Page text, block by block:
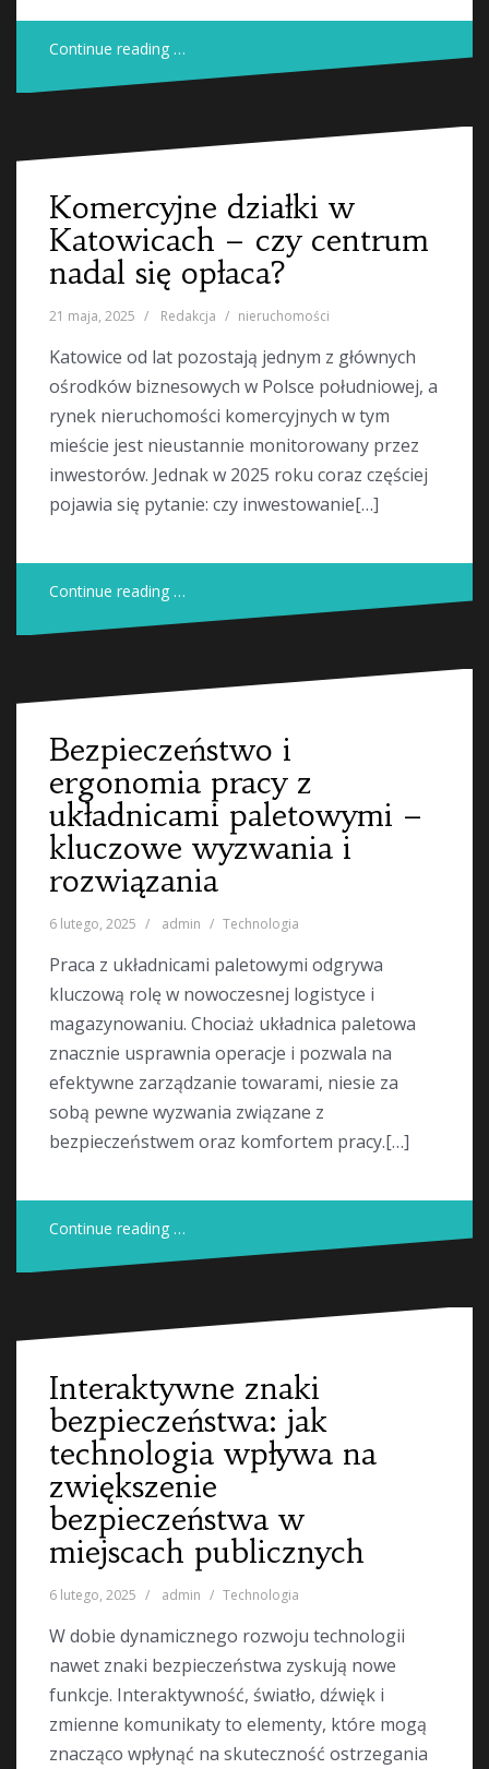
Continue reading …
Komercyjne działki w
Katowicach – czy centrum
nadal się opłaca?
21 maja, 2025 Redakcja nieruchomości
Katowice od lat pozostają jednym z głównych
ośrodków biznesowych w Polsce południowej, a
rynek nieruchomości komercyjnych w tym
mieście jest nieustannie monitorowany przez
inwestorów. Jednak w 2025 roku coraz częściej
pojawia się pytanie: czy inwestowanie[…]
Continue reading …
Bezpieczeństwo i
ergonomia pracy z
układnicami paletowymi –
kluczowe wyzwania i
rozwiązania
6 lutego, 2025 admin Technologia
Praca z układnicami paletowymi odgrywa
kluczową rolę w nowoczesnej logistyce i
magazynowaniu. Chociaż układnica paletowa
znacznie usprawnia operacje i pozwala na
efektywne zarządzanie towarami, niesie za
sobą pewne wyzwania związane z
bezpieczeństwem oraz komfortem pracy.[…]
Continue reading …
Interaktywne znaki
bezpieczeństwa: jak
technologia wpływa na
zwiększenie
bezpieczeństwa w
miejscach publicznych
6 lutego, 2025 admin Technologia
W dobie dynamicznego rozwoju technologii
nawet znaki bezpieczeństwa zyskują nowe
funkcje. Interaktywność, światło, dźwięk i
zmienne komunikaty to elementy, które mogą
znacząco wpłynąć na skuteczność ostrzegania